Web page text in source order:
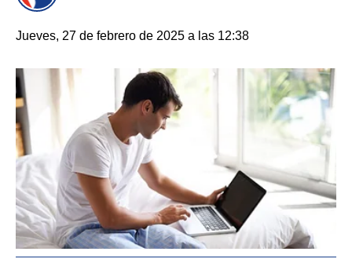
Jueves, 27 de febrero de 2025 a las 12:38